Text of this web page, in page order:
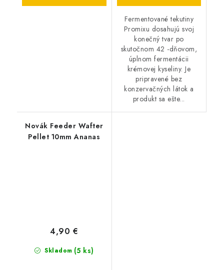
Fermentované tekutiny
Promixu dosahujú svoj
konečný tvar po
skutočnom 42 -dňovom,
úplnom fermentácii
krémovej kyseliny. Je
pripravené bez
konzervačných látok a
produkt sa ešte...
Novák Feeder Wafter
Pellet 10mm Ananas
Skladom (5 ks)
4,90 €